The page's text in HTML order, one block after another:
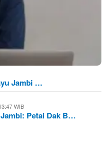
Jambi …
WIB
Petai Dak B…